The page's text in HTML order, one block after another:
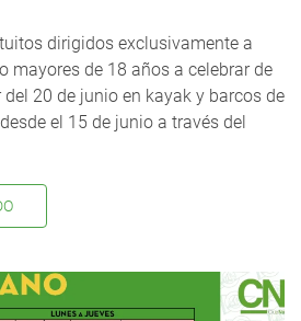
dirigidos exclusivamente a
mayores de 18 años a celebrar de
20 de junio en kayak y barcos de
el 15 de junio a través del